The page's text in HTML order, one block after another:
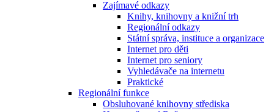
Zajímavé odkazy
Knihy, knihovny a knižní trh
Regionální odkazy
Státní správa, instituce a organizace
Internet pro děti
Internet pro seniory
Vyhledávače na internetu
Praktické
Regionální funkce
Obsluhované knihovny střediska